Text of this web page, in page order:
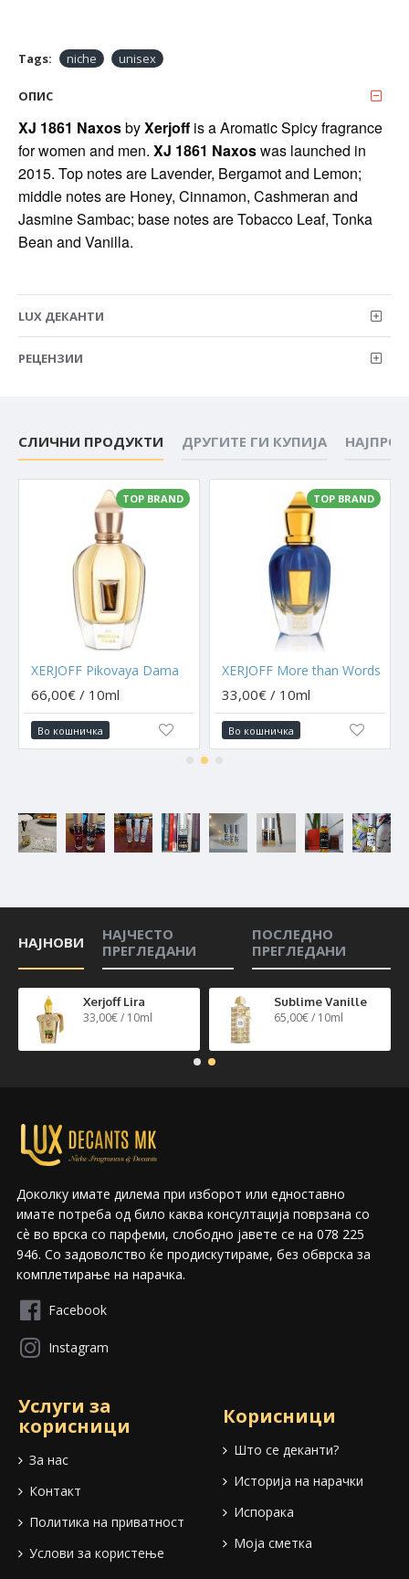
Tags: niche unisex
ОПИС
XJ 1861 NaxosbyXerjoff is a Aromatic Spicy fragrance
for women and men. XJ 1861 Naxoswas launched in
2015. Top notes are Lavender, Bergamot and Lemon;
middle notes are Honey, Cinnamon, Cashmeran and
Jasmine Sambac; base notes are Tobacco Leaf, Tonka
Bean and Vanilla.
LUX ДЕКАНТИ
РЕЦЕНЗИИ
СЛИЧНИ ПРОДУКТИ ДРУГИТЕ ГИ КУПИЈА
TOP BRAND
XERJOFF Pikovaya Dama
66,00€ / 10ml
Во кошничка
TOP BRAND
XERJOFF More than Words
33,00€ / 10ml
Во кошничка
НАЈНОВИ
НАЈЧЕСТО
ПРЕГЛЕДАНИ
ПОСЛЕДНО
ПРЕГЛЕДАНИ
Xerjoff Lira
33,00€ / 10ml
Sublime Vanille
65,00€ / 10ml
Доколку имате дилема при изборот или едноставно
имате потреба од било каква консултација поврзана со
сѐ во врска со парфеми, слободно јавете се на 078 225
946. Со задоволство ќе продискутираме, без обврска за
комплетирање на нарачка.
Facebook
Instagram
Услуги за
корисници
За нас
Контакт
Политика на приватност
Услови за користење
Корисници
Што се деканти?
Историја на нарачки
Испорака
Моја сметка